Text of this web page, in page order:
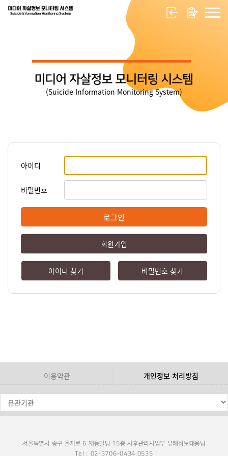
미디어 자살정보 모니터링 시스템
(Suicide Information Monitoring System)
아이디
비밀번호
로그인
회원가입
아이디 찾기 비밀번호 찾기
이용약관 개인정보 처리방침
서울특별시 중구 을지로 6 재능빌딩 15층 사후관리사업부 유해정보대응팀
Tel : 02-3706-0434,0535